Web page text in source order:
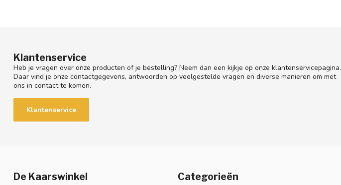
Klantenservice
Heb je vragen over onze producten of je bestelling? Neem dan een kijkje op onze klantenservicepagina.
Daar vind je onze contactgegevens, antwoorden op veelgestelde vragen en diverse manieren om met
ons in contact te komen.
Klantenservice
De Kaarswinkel Categorieën